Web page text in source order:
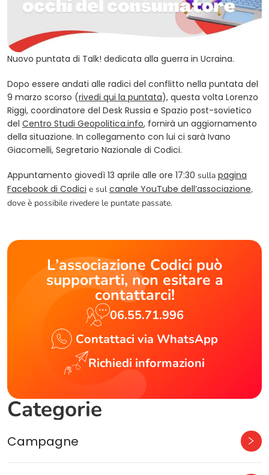
Nuovo puntata di Talk! dedicata alla guerra in Ucraina.
Dopo essere andati alle radici del conflitto nella puntata del
9 marzo scorso (rivedi qui la puntata(opens in a new tab)
), questa volta Lorenzo
Riggi, coordinatore del Desk Russia e Spazio post-sovietico
del Centro Studi Geopolitica.info(opens in a new tab)
, fornirà un aggiornamento
della situazione. In collegamento con lui ci sarà Ivano
Giacomelli, Segretario Nazionale di Codici.
Appuntamento giovedì 13 aprile alle ore 17:30 sulla pagina
Facebook di Codici e sul canale YouTube dell’associazione,
dove è possibile rivedere le puntate passate.
L’associazione Codici può
supportarti, non esitare a
contattarci!
06.55.71.996
Contattaci via WhatsApp
Richiedi informazioni
Categorie
Campagne